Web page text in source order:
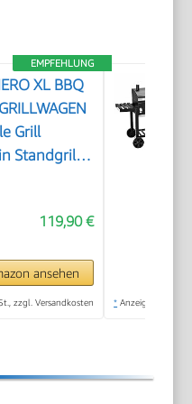
EMPFEHLUNG
XL BBQ
Grill
Standgrill
119,90 €
ansehen
zzgl. Versandkosten * Anzeige